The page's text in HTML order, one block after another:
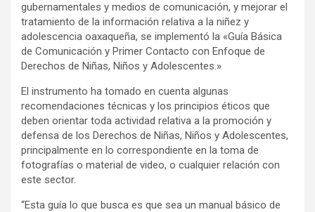
gubernamentales y medios de comunicación, y mejorar el
tratamiento de la información relativa a la niñez y
adolescencia oaxaqueña, se implementó la «Guía Básica
de Comunicación y Primer Contacto con Enfoque de
Derechos de Niñas, Niños y Adolescentes.»
El instrumento ha tomado en cuenta algunas
recomendaciones técnicas y los principios éticos que
deben orientar toda actividad relativa a la promoción y
defensa de los Derechos de Niñas, Niños y Adolescentes,
principalmente en lo correspondiente en la toma de
fotografías o material de video, o cualquier relación con
este sector.
“Esta guía lo que busca es que sea un manual básico de